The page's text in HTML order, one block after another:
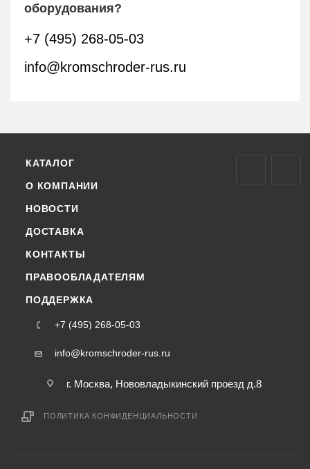
оборудования?
+7 (495) 268-05-03
info@kromschroder-rus.ru
КАТАЛОГ
О КОМПАНИИ
НОВОСТИ
ДОСТАВКА
КОНТАКТЫ
ПРАВООБЛАДАТЕЛЯМ
ПОДДЕРЖКА
+7 (495) 268-05-03
info@kromschroder-rus.ru
г. Москва, Нововладыкинский проезд д.8
ПОЛИТИКА КОНФИДЕНЦИАЛЬНОСТИ